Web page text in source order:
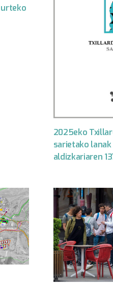
2025eko
sarietako
aldizkariaren